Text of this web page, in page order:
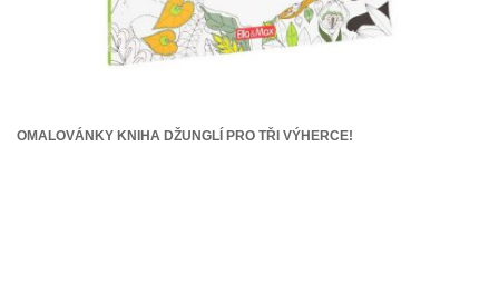
OMALOVÁNKY KNIHA DŽUNGLÍ PRO TŘI VÝHERCE!